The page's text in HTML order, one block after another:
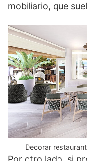
mobiliario, que
Decorar
Por otro lado, si